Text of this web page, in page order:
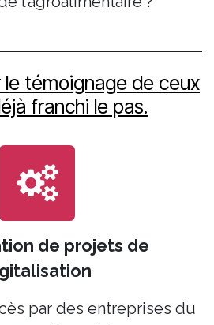
témoignage de ceux
franchi le pas.
de projets de
par des entreprises du